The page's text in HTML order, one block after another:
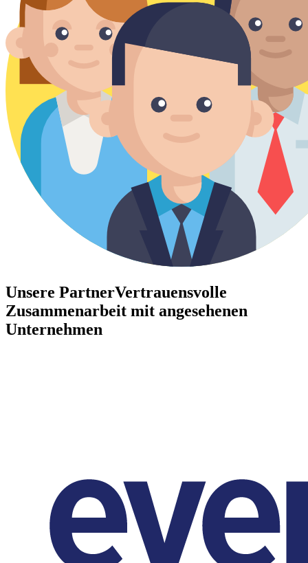
Unsere PartnerVertrauensvolle
Zusammenarbeit mit angesehenen
Unternehmen